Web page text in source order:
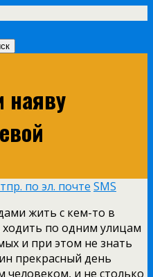
наяву
по эл. почте SMS
жить с кем-то в
по одним улицам
и при этом не знать
прекрасный день
человеком, и не столько